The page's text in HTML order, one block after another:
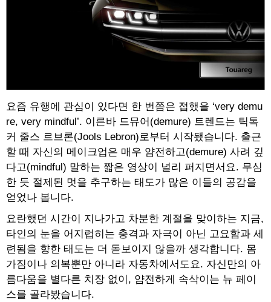
요즘 유행에 관심이 있다면 한 번쯤은 접했을 ‘very demu
re, very mindful’. 이른바 드뮤어(demure) 트렌드는 틱톡
커 줄스 르브론(Jools Lebron)로부터 시작됐습니다. 출근
할 때 자신의 메이크업은 매우 얌전하고(demure) 사려 깊
다고(mindful) 말하는 짧은 영상이 널리 퍼지면서요. 무심
한 듯 절제된 멋을 추구하는 태도가 많은 이들의 공감을
얻었나 봅니다.
요란했던 시간이 지나가고 차분한 계절을 맞이하는 지금,
타인의 눈을 어지럽히는 충격과 자극이 아닌 고요함과 세
련됨을 향한 태도는 더 돋보이지 않을까 생각합니다. 몸
가짐이나 의복뿐만 아니라 자동차에서도요. 자신만의 아
름다움을 별다른 치장 없이, 얌전하게 속삭이는 뉴 페이
스를 골라봤습니다.